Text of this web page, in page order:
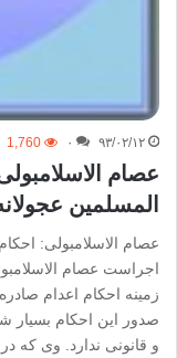
۹۳/۰۲/۱۲ ۰ 1,760
عصام
المسلمین
عصام الاسلامبولی:
اجراست عصام
زمینه احکام اعدام
صدور این احکام بسیار
و قانونی ندارد. وی که